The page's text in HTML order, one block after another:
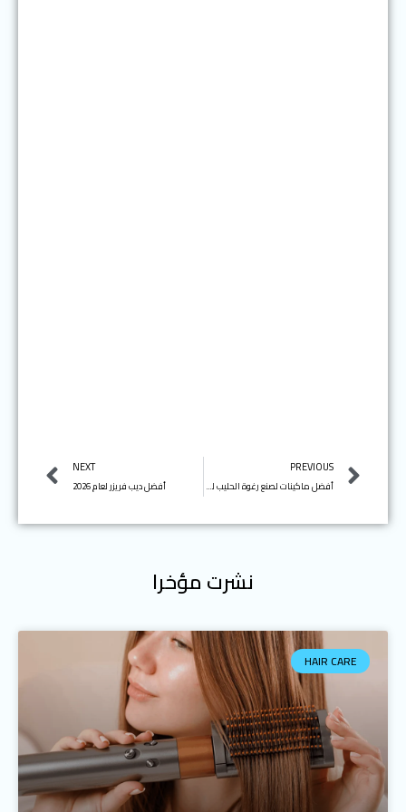
Prev
PREVIOUS
أفضل ماكينات لصنع رغوة الحليب لعام 2022
NEXT
أفضل ديب فريزر لعام 2026
نشرت مؤخرا
HAIR CARE